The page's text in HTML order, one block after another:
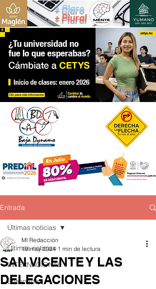
+ Claro
+ Plural
Entrada
Últimas noticias
INTERNACIONAL
Ensenada
Últimas noticias
SAN VICENTE Y LAS
DELEGACIONES
MI Redacción
19 may 2024 1 min de lectura